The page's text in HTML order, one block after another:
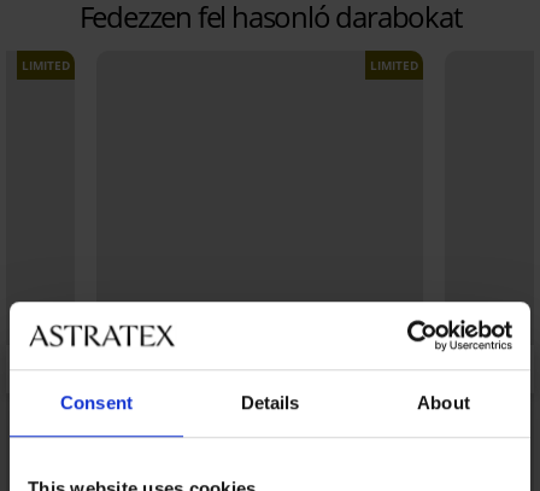
Consent Details About
Fedezzen fel hasonló darabokat
LIMITED LIMITED